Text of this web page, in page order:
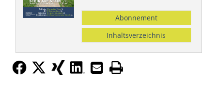
Abonnement
Inhaltsverzeichnis